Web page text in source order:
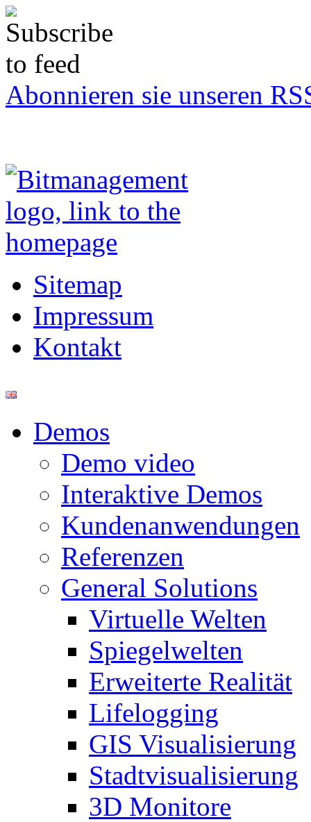
Abonnieren sie unseren
Sitemap
Impressum
Kontakt
Demos
Demo video
Interaktive Demos
Kundenanwendungen
Referenzen
General Solutions
Virtuelle Welten
Spiegelwelten
Erweiterte Realität
Lifelogging
GIS Visualisierung
Stadtvisualisierung
3D Monitore